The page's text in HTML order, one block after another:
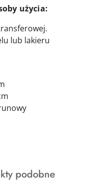
użycia:
lub lakieru
podobne